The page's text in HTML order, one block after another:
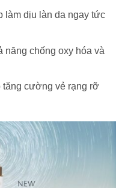
làm dịu làn da ngay tức
năng chống oxy hóa và
tăng cường vẻ rạng rỡ